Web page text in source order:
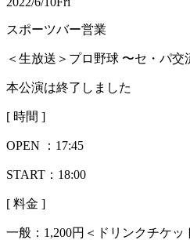
スポーツバー営業
＜生放送＞プロ野球 〜セ・パ交
本公演は終了しました
[ 時間 ]
OPEN ： 17:45
START：18:00
[ 料金 ]
一般： 1,200円＜ドリンクチケッ